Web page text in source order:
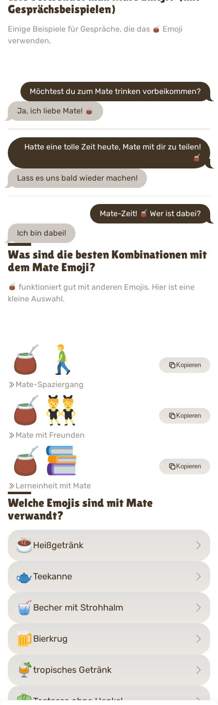
Gesprächsbeispielen)
Einige Beispiele für Gespräche, die das
Emoji
verwenden.
Möchtest du zum Mate trinken vorbeikommen?
Ja, ich liebe Mate!
Hatte eine tolle Zeit heute, Mate mit dir zu teilen!
Lass es uns bald wieder machen!
Mate-Zeit! Wer ist dabei?
Ich bin dabei!
Was sind die besten Kombinationen mit
dem Mate Emoji?
funktioniert gut mit anderen Emojis. Hier ist eine
kleine Auswahl.
Mate-Spaziergang
Kopieren
Mate mit Freunden
Kopieren
Lerneinheit mit Mate
Kopieren
Welche Emojis sind mit Mate
verwandt?
Heißgetränk
Teekanne
Becher mit Strohhalm
Bierkrug
tropisches Getränk
Teetasse ohne Henkel